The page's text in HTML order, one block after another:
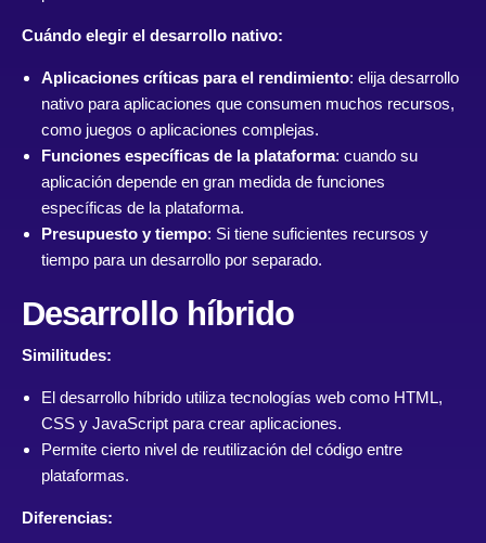
Cuándo elegir el desarrollo nativo:
Aplicaciones críticas para el rendimiento: elija desarrollo
nativo para aplicaciones que consumen muchos recursos,
como juegos o aplicaciones complejas.
Funciones específicas de la plataforma: cuando su
aplicación depende en gran medida de funciones
específicas de la plataforma.
Presupuesto y tiempo: Si tiene suficientes recursos y
tiempo para un desarrollo por separado.
Desarrollo híbrido
Similitudes:
El desarrollo híbrido utiliza tecnologías web como HTML,
CSS y JavaScript para crear aplicaciones.
Permite cierto nivel de reutilización del código entre
plataformas.
Diferencias: